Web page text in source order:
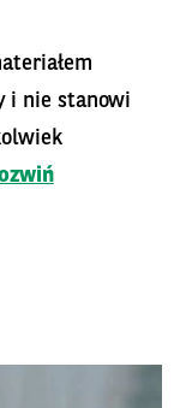
i nie stanowi